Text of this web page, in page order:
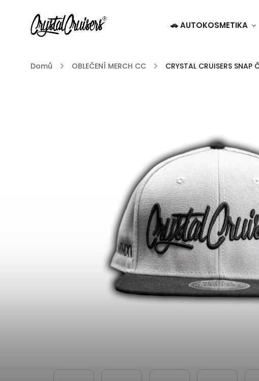
🚗 AUTOKOSMETIKA
Domů / OBLEČENÍ MERCH CC / CRYSTAL CRUISERS